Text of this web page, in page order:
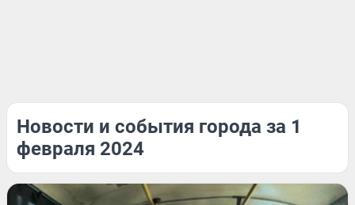
Новости и события города за 1
февраля 2024